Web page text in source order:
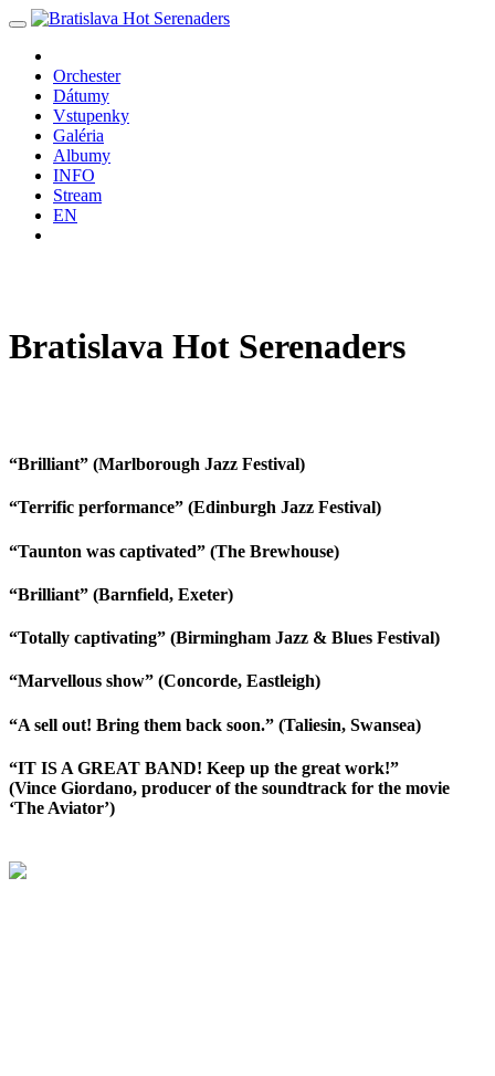
Orchester
Dátumy
Vstupenky
Galéria
Albumy
INFO
Stream
EN
Bratislava Hot Serenaders
“Brilliant” (Marlborough Jazz Festival)
“Terrific performance” (Edinburgh Jazz Festival)
“Taunton was captivated” (The Brewhouse)
“Brilliant” (Barnfield, Exeter)
“Totally captivating” (Birmingham Jazz & Blues Festival)
“Marvellous show” (Concorde, Eastleigh)
“A sell out! Bring them back soon.” (Taliesin, Swansea)
“IT IS A GREAT BAND! Keep up the great work!”
(Vince Giordano, producer of the soundtrack for the movie
‘The Aviator’)